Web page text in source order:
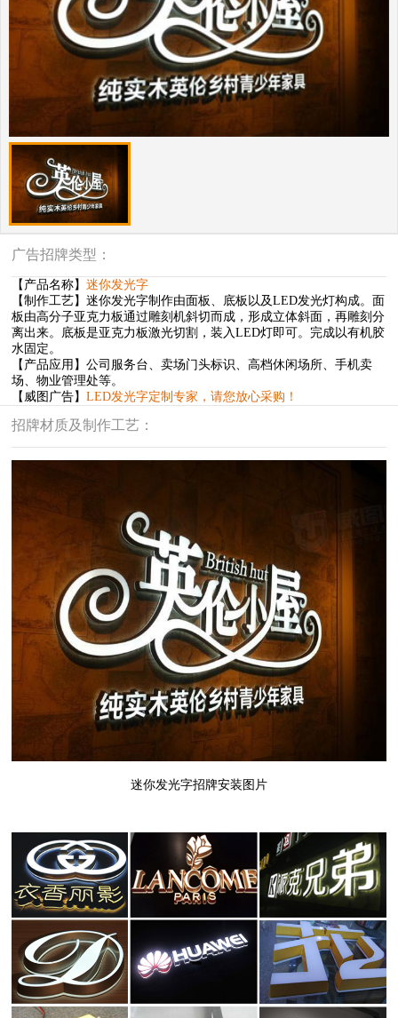
广告招牌类型：
【产品名称】迷你发光字
【制作工艺】迷你发光字制作由面板、底板以及LED发光灯构成。面
板由高分子亚克力板通过雕刻机斜切而成，形成立体斜面，再雕刻分
离出来。底板是亚克力板激光切割，装入LED灯即可。完成以有机胶
水固定。
【产品应用】公司服务台、卖场门头标识、高档休闲场所、手机卖
场、物业管理处等。
【威图广告】LED发光字定制专家，请您放心采购！
招牌材质及制作工艺：
迷你发光字招牌安装图片